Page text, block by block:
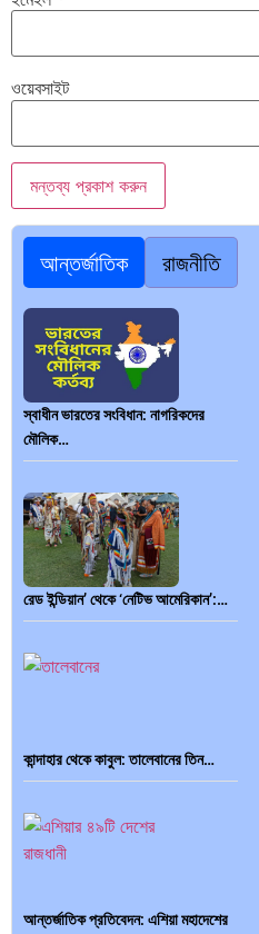
ওয়েবসাইট
আন্তর্জাতিক রাজনীতি
স্বাধীন ভারতের সংবিধান: নাগরিকদের
মৌলিক…
রেড ইন্ডিয়ান’ থেকে ‘নেটিভ আমেরিকান’:…
কান্দাহার থেকে কাবুল: তালেবানের তিন…
আন্তর্জাতিক প্রতিবেদন: এশিয়া মহাদেশের